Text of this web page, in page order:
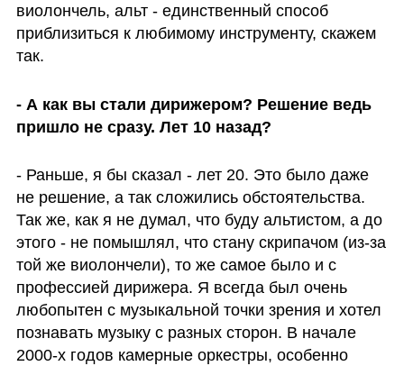
виолончель, альт - единственный способ
приблизиться к любимому инструменту, скажем
так.
- А как вы стали дирижером? Решение ведь
пришло не сразу. Лет 10 назад?
- Раньше, я бы сказал - лет 20. Это было даже
не решение, а так сложились обстоятельства.
Так же, как я не думал, что буду альтистом, а до
этого - не помышлял, что стану скрипачом (из-за
той же виолончели), то же самое было и с
профессией дирижера. Я всегда был очень
любопытен с музыкальной точки зрения и хотел
познавать музыку с разных сторон. В начале
2000-х годов камерные оркестры, особенно